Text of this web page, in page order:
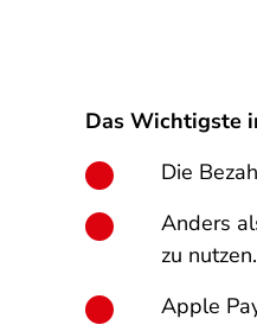
Das Wichtigste
Die
Anders
zu nutzen.
Apple